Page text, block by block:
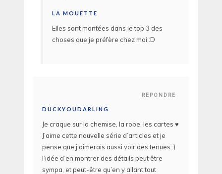
LA MOUETTE
Elles sont montées dans le top 3 des
choses que je préfère chez moi :D
REPONDRE
DUCKYOUDARLING
Je craque sur la chemise, la robe, les cartes ♥
J’aime cette nouvelle série d’articles et je
pense que j’aimerais aussi voir des tenues :)
l’idée d’en montrer des détails peut être
sympa, et peut-être qu’en y allant tout